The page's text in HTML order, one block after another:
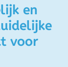
en
voor